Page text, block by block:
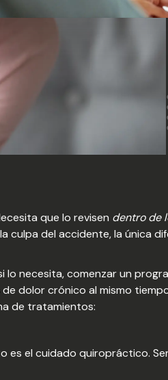
que lo revisen dentro de
del accidente, la única
necesita, comenzar un
dolor crónico al mismo
de tratamientos:
el cuidado quiropráctico.